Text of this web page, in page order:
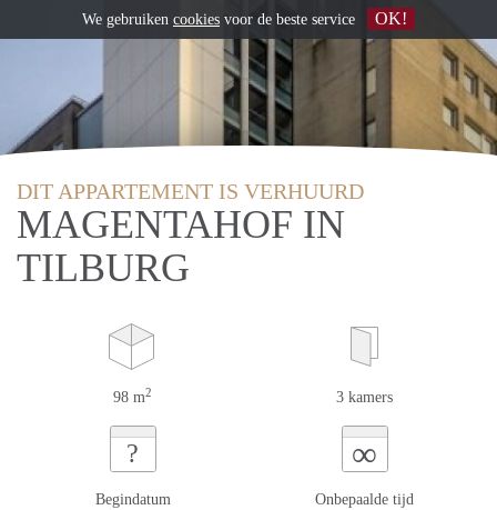
DIT APPARTEMENT IS VERHUURD
MAGENTAHOF IN
TILBURG
98 m2 3 kamers
?
Begindatum
∞
Onbepaalde tijd
We gebruiken cookies voor de beste service OK!